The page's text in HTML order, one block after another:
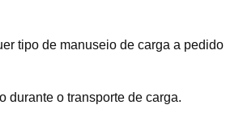
tipo de manuseio de carga a pedido
durante o transporte de carga.